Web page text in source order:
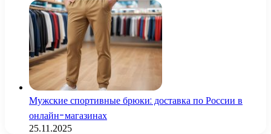
Мужские спортивные брюки: доставка по России в
онлайн-магазинах
25.11.2025